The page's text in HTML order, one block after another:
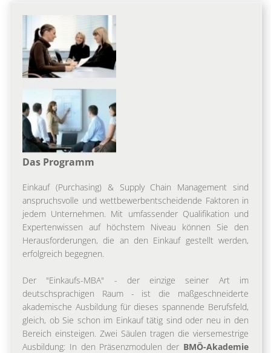
Das Programm
Einkauf (Purchasing) & Supply Chain Management sind
anspruchsvolle und wettbewerbentscheidende Faktoren in
jedem Unternehmen. Mit umfassender Qualifikation und
Expertenwissen auf höchstem Niveau können Sie den
Herausforderungen, die an den Einkauf gestellt werden,
erfolgreich begegnen.
Der "Einkaufs-MBA" - der einzige seiner Art im
deutschsprachigen Raum - ist die maßgeschneiderte
akademische Ausbildung für dieses spannende Berufsfeld,
gleich, ob Sie schon im Einkauf tätig sind oder neu in den
Bereich einsteigen. Zwei Säulen tragen die viersemestrige
Ausbildung: In den Präsenzmodulen der BMÖ-Akademie